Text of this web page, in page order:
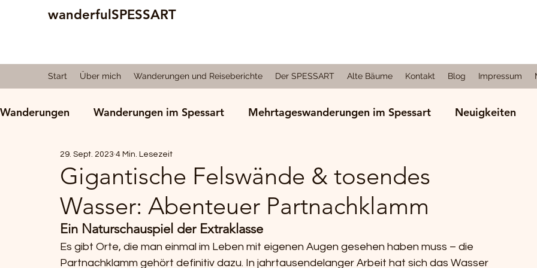
wanderfulSPESSART
Start Über mich Wanderungen und Reiseberichte Der SPESSART Alte Bäume Kontakt Blog Impressum
Wanderungen Wanderungen im Spessart Mehrtageswanderungen im Spessart Neuigkeiten
Natur und Spessart Reiseberichte
Alte faszinierende Bäume
Gigantische Felswände & tosendes
Wasser: Abenteuer Partnachklamm
29. Sept. 2023 4 Min. Lesezeit
Ein Naturschauspiel der Extraklasse
Es gibt Orte, die man einmal im Leben mit eigenen Augen gesehen haben muss – die
Partnachklamm gehört definitiv dazu. In jahrtausendelanger Arbeit hat sich das Wasser